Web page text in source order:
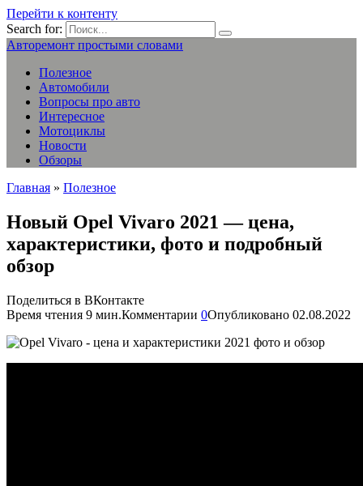
Перейти к контенту
Search for:
Авторемонт простыми словами
Полезное
Автомобили
Вопросы про авто
Интересное
Мотоциклы
Новости
Обзоры
Главная » Полезное
Новый Opel Vivaro 2021 — цена,
характеристики, фото и подробный
обзор
Поделиться в ВКонтакте
Время чтения 9 мин.Комментарии 0Опубликовано 02.08.2022